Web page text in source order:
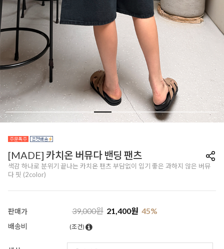
[MADE] 카치온 버뮤다 밴딩 팬츠
색감 하나로 분위기 끝나는 카치온 팬츠 부담없이 입기 좋은 과하지 않은 버뮤
다 핏 (2color)
판매가 39,000원 21,400원 45%
배송비 (조건)